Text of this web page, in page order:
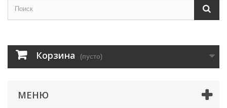
Корзина (пусто)
МЕНЮ